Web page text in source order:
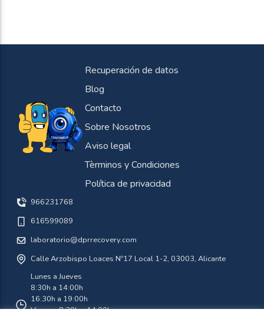
Recuperación de datos
Blog
Contacto
Sobre Nosotros
Aviso legal
Tèrminos y Condiciones
Política de privacidad
966231768
616599089
laboratorio@dprrecovery.com
Calle Arzobispo Loaces Nº17 Local 1-2, 03003, Alicante
Lunes a Jueves
8:30h a 14:00h
16:30h a 19:00h
Viernes 8:30h a 14:00h